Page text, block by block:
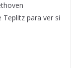
Teplitz para ver si